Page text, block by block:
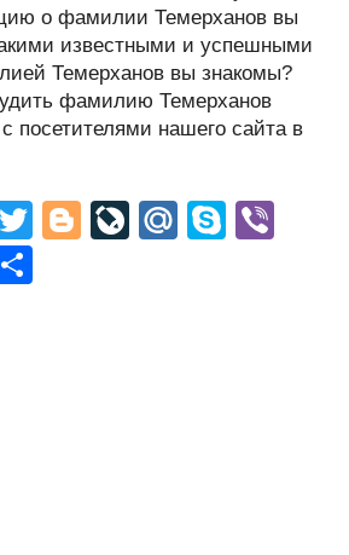
о фамилии Темерханов вы
известными и успешными
Темерханов вы знакомы?
фамилию Темерханов
посетителями нашего сайта в
F
T
Bl
Li
M
S
E